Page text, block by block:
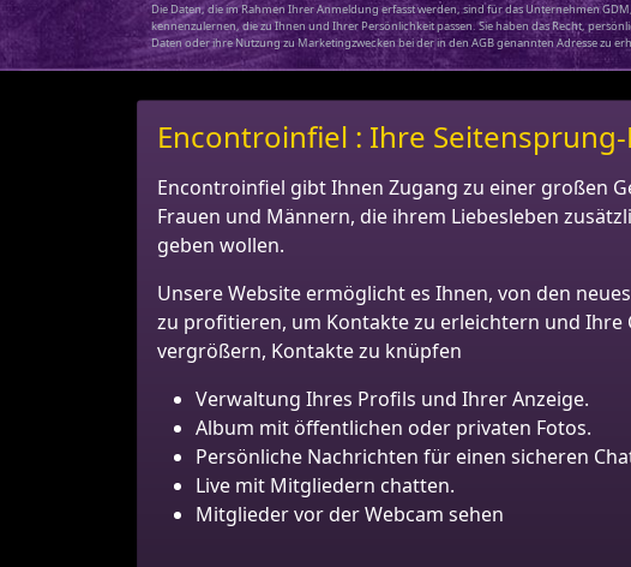
Die Daten, die im Rahmen Ihrer Anmeldung erfasst werden, sind für das Unternehmen
kennenzulernen, die zu Ihnen und Ihrer Persönlichkeit passen. Sie haben das Recht,
Daten oder ihre Nutzung zu Marketingzwecken bei der in den AGB genannten Adresse zu
Encontroinfiel : Ihre
Encontroinfiel gibt Ihnen Zugang zu einer großen
Frauen und Männern, die ihrem Liebesleben
geben wollen.
Unsere Website ermöglicht es Ihnen, von den
zu profitieren, um Kontakte zu erleichtern und Ihre
vergrößern, Kontakte zu knüpfen
Verwaltung Ihres Profils und Ihrer Anzeige.
Album mit öffentlichen oder privaten Fotos.
Persönliche Nachrichten für einen sicheren
Live mit Mitgliedern chatten.
Mitglieder vor der Webcam sehen